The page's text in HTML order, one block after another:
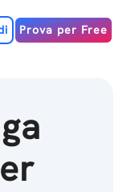
Prova per Free